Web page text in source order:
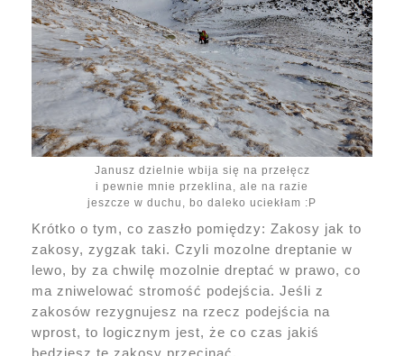
Janusz dzielnie wbija się na przełęcz
i pewnie mnie przeklina, ale na razie
jeszcze w duchu, bo daleko uciekłam :P
Krótko o tym, co zaszło pomiędzy: Zakosy jak to
zakosy, zygzak taki. Czyli mozolne dreptanie w
lewo, by za chwilę mozolnie dreptać w prawo, co
ma zniwelować stromość podejścia. Jeśli z
zakosów rezygnujesz na rzecz podejścia na
wprost, to logicznym jest, że co czas jakiś